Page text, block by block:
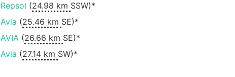
Repsol (24.98 km SSW)*
Avia (25.46 km SE)*
AVIA(26.66 km SE)*
Avia (27.14 km SW)*